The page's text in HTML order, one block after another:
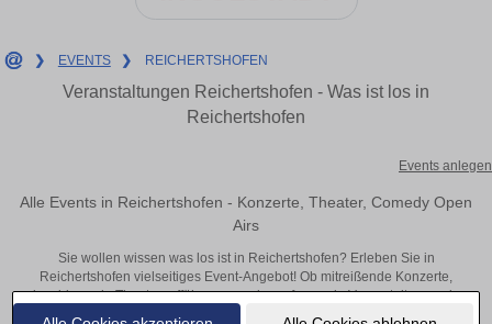
❯ EVENTS ❯ REICHERTSHOFEN
Veranstaltungen Reichertshofen - Was ist los in
Reichertshofen
Events anlegen
Alle Events in Reichertshofen - Konzerte, Theater, Comedy Open
Airs
Sie wollen wissen was los ist in Reichertshofen? Erleben Sie in
Reichertshofen vielseitiges Event-Angebot! Ob mitreißende Konzerte,
inspirierende Theateraufführungen oder aufregende Veranstaltungen in
Reichertshofen – hier finden alles im Überblick und Tickets.